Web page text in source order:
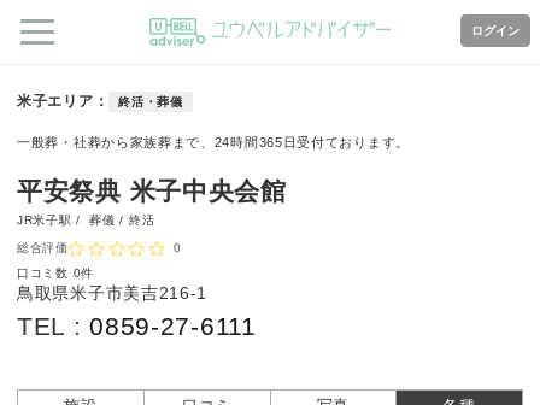
ログイン
米子エリア 終活・葬儀
一般葬・社葬から家族葬まで、24時間365日受付ております。
平安祭典 米子中央会館
JR米子駅 /葬儀 / 終活
総合評価
0
口コミ数 0件
鳥取県米子市美吉216-1
TEL :0859-27-6111